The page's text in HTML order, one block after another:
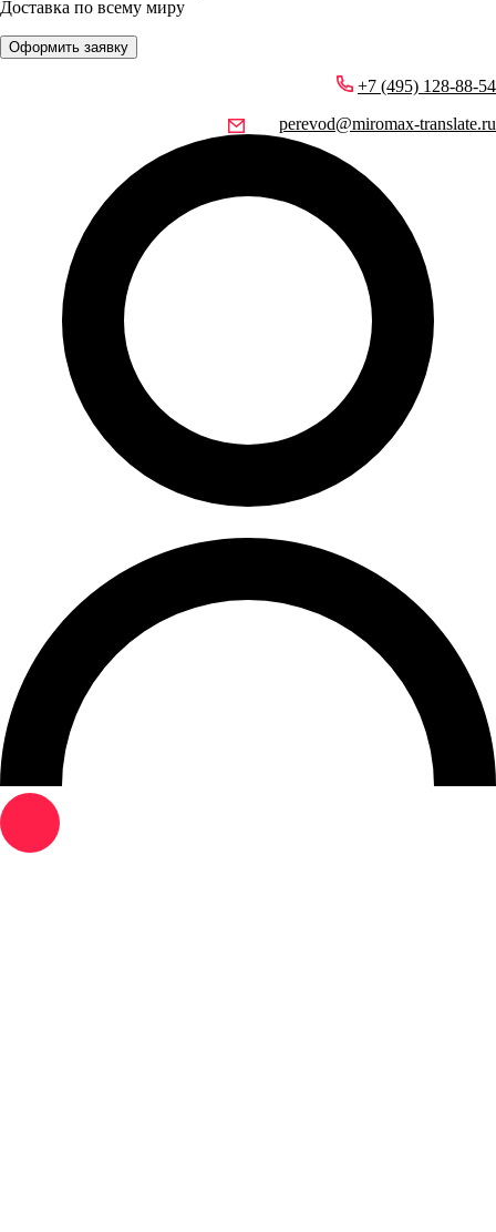
Доставка по всему миру
Оформить заявку
+7 (495) 128-88-54
perevod@miromax-translate.ru